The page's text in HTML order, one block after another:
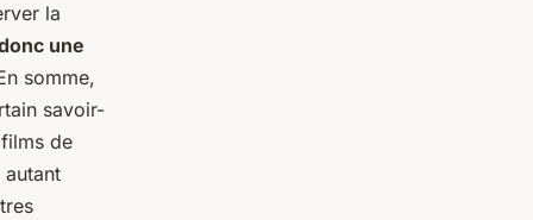
la
une
somme,
savoir-
de